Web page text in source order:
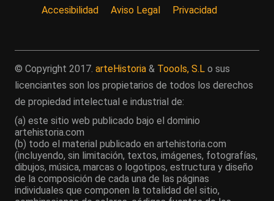
Accesibilidad
Aviso Legal Privacidad
© Copyright 2017. arteHistoria & Toools, S.L o sus
licenciantes son los propietarios de todos los derechos
de propiedad intelectual e industrial de:
(a) este sitio web publicado bajo el dominio
artehistoria.com
(b) todo el material publicado en artehistoria.com
(incluyendo, sin limitación, textos, imágenes, fotografías,
dibujos, música, marcas o logotipos, estructura y diseño
de la composición de cada una de las páginas
individuales que componen la totalidad del sitio,